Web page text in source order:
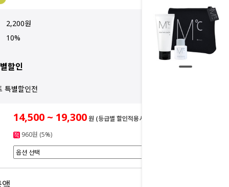
2,200원
10%
할인
특별할인전
14,500 ~ 19,300원 (등급별 할인적용시)
960원 (5%)